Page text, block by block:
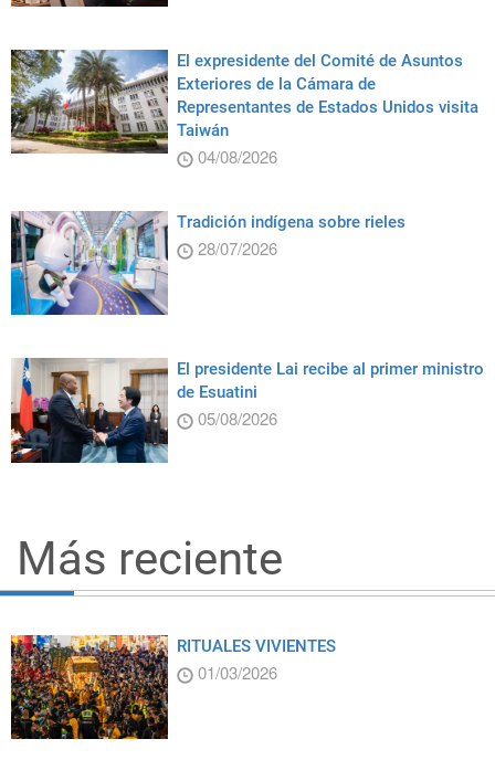
El expresidente del Comité de Asuntos
Exteriores de la Cámara de
Representantes de Estados Unidos visita
Taiwán
04/08/2026
Tradición indígena sobre rieles
28/07/2026
El presidente Lai recibe al primer ministro
de Esuatini
05/08/2026
Más reciente
RITUALES VIVIENTES
01/03/2026